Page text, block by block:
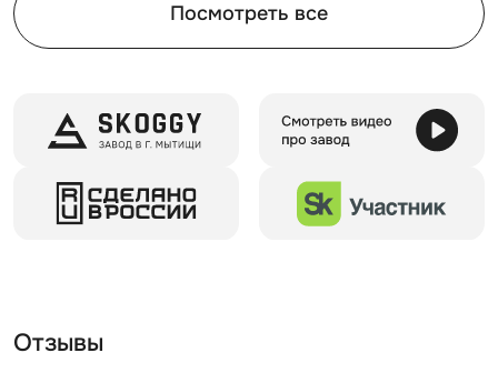
Посмотреть все
Отзывы